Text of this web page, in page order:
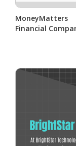
MoneyMatters
Financial